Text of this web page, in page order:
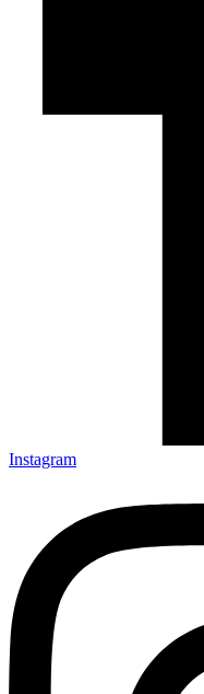
Instagram